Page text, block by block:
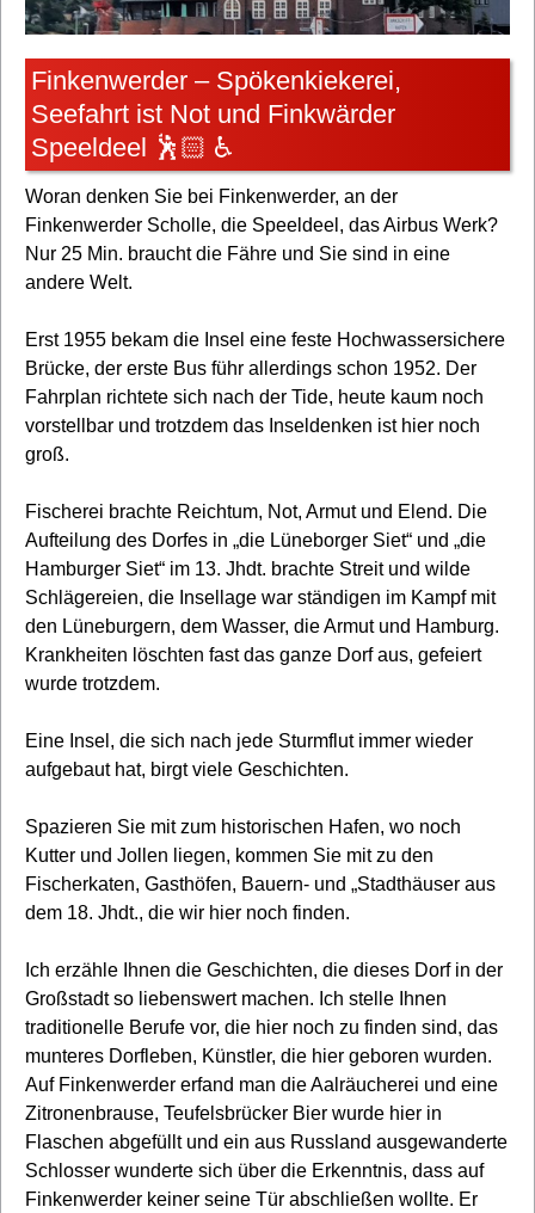
Finkenwerder – Spökenkiekerei,
Seefahrt ist Not und Finkwärder
Speeldeel 🕺🏻 ♿
Woran denken Sie bei Finkenwerder, an der
Finkenwerder Scholle, die Speeldeel, das Airbus Werk?
Nur 25 Min. braucht die Fähre und Sie sind in eine
andere Welt.
Erst 1955 bekam die Insel eine feste Hochwassersichere
Brücke, der erste Bus führ allerdings schon 1952. Der
Fahrplan richtete sich nach der Tide, heute kaum noch
vorstellbar und trotzdem das Inseldenken ist hier noch
groß.
Fischerei brachte Reichtum, Not, Armut und Elend. Die
Aufteilung des Dorfes in „die Lüneborger Siet“ und „die
Hamburger Siet“ im 13. Jhdt. brachte Streit und wilde
Schlägereien, die Insellage war ständigen im Kampf mit
den Lüneburgern, dem Wasser, die Armut und Hamburg.
Krankheiten löschten fast das ganze Dorf aus, gefeiert
wurde trotzdem.
Eine Insel, die sich nach jede Sturmflut immer wieder
aufgebaut hat, birgt viele Geschichten.
Spazieren Sie mit zum historischen Hafen, wo noch
Kutter und Jollen liegen, kommen Sie mit zu den
Fischerkaten, Gasthöfen, Bauern- und „Stadthäuser aus
dem 18. Jhdt., die wir hier noch finden.
Ich erzähle Ihnen die Geschichten, die dieses Dorf in der
Großstadt so liebenswert machen. Ich stelle Ihnen
traditionelle Berufe vor, die hier noch zu finden sind, das
munteres Dorfleben, Künstler, die hier geboren wurden.
Auf Finkenwerder erfand man die Aalräucherei und eine
Zitronenbrause, Teufelsbrücker Bier wurde hier in
Flaschen abgefüllt und ein aus Russland ausgewanderte
Schlosser wunderte sich über die Erkenntnis, dass auf
Finkenwerder keiner seine Tür abschließen wollte. Er